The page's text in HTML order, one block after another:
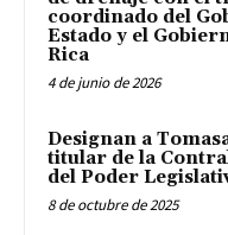
coordinado del
Estado y el
Rica
4 de junio de 2026
Designan a
titular de la
del Poder
8 de octubre de 2025